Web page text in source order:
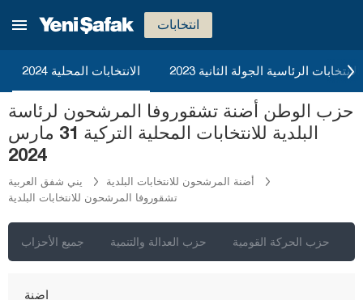
انتخابات
الانتخابات المحلية 2024 2023 الانتخابات الرئاسية الجولة الثانية
حزب الوطن أضنة تشقوروفا المرشحون لرئاسة
البلدية للانتخابات المحلية التركية 31 مارس
2024
يني شفق العربية
أضنة المرشحون للانتخابات البلدية
تشقوروفا المرشحون للانتخابات البلدية
جميع الأحزاب حزب العدالة والتنمية حزب الحركة القومية
إسطنبول
إزمير
أضنة